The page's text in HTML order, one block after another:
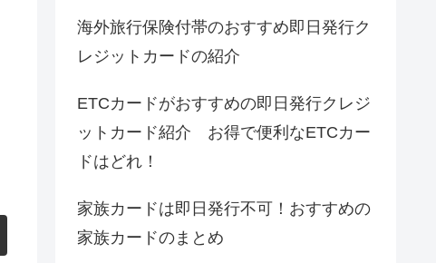
海外旅行保険付帯のおすすめ即日発行ク
レジットカードの紹介
ETCカードがおすすめの即日発行クレジ
ットカード紹介 お得で便利なETCカー
ドはどれ！
家族カードは即日発行不可！おすすめの
家族カードのまとめ